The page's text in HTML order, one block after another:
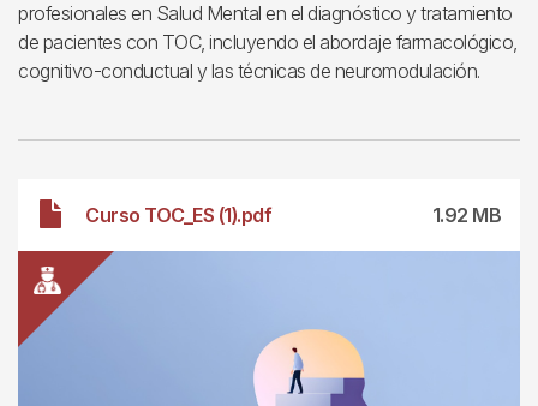
profesionales en Salud Mental en el diagnóstico y tratamiento
de pacientes con TOC, incluyendo el abordaje farmacológico,
cognitivo-conductual y las técnicas de neuromodulación.
Curso TOC_ES (1).pdf
1.92 MB